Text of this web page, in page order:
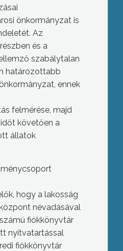
önkormányzat is
Az
és a
szabálytalan
határozottabb
ennek
felmérése, majd
követően a
állatok
hogy a lakosság
névadásával
fiókkönyvtár
nyitvatartással
fiókkönyvtár